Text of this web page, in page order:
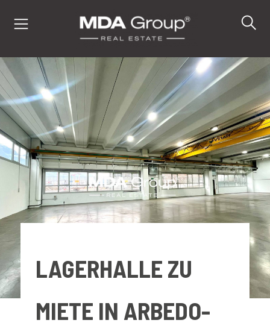
LAGERHALLE ZU
MIETE IN ARBEDO-
IT
EN
DE
IMMOBILIEN
KAUFEN
NEUIGKEITEN